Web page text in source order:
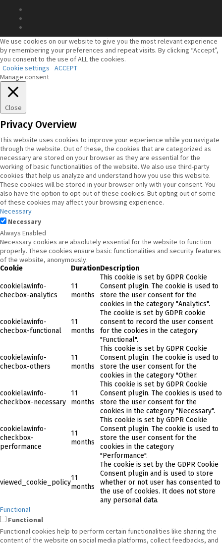
We use cookies on our website to give you the most relevant experience
by remembering your preferences and repeat visits. By clicking “Accept”,
you consent to the use of ALL the cookies.
Cookie settings
ACCEPT
Manage consent
Close
Privacy Overview
This website uses cookies to improve your experience while you navigate
through the website. Out of these, the cookies that are categorized as
necessary are stored on your browser as they are essential for the
working of basic functionalities of the website. We also use third-party
cookies that help us analyze and understand how you use this website.
These cookies will be stored in your browser only with your consent. You
also have the option to opt-out of these cookies. But opting out of some
of these cookies may affect your browsing experience.
Necessary
Necessary
Always Enabled
Necessary cookies are absolutely essential for the website to function
properly. These cookies ensure basic functionalities and security features
of the website, anonymously.
Cookie DurationDescription
cookielawinfo-
checbox-analytics
11
months
This cookie is set by GDPR Cookie
Consent plugin. The cookie is used to
store the user consent for the
cookies in the category "Analytics".
cookielawinfo-
checbox-functional
11
months
The cookie is set by GDPR cookie
consent to record the user consent
for the cookies in the category
"Functional".
cookielawinfo-
checbox-others
11
months
This cookie is set by GDPR Cookie
Consent plugin. The cookie is used to
store the user consent for the
cookies in the category "Other.
cookielawinfo-
checkbox-necessary
11
months
This cookie is set by GDPR Cookie
Consent plugin. The cookies is used to
store the user consent for the
cookies in the category "Necessary".
cookielawinfo-
checkbox-
performance
11
months
This cookie is set by GDPR Cookie
Consent plugin. The cookie is used to
store the user consent for the
cookies in the category
"Performance".
viewed_cookie_policy
11
months
The cookie is set by the GDPR Cookie
Consent plugin and is used to store
whether or not user has consented to
the use of cookies. It does not store
any personal data.
Functional
Functional
Functional cookies help to perform certain functionalities like sharing the
content of the website on social media platforms, collect feedbacks, and